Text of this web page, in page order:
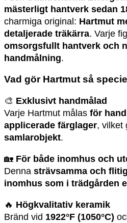
mästerligt hantverk sedan
charmiga original: Hartmut
detaljerade träkärra. Varje
omsorgsfullt hantverk och
handmålning.
Vad gör Hartmut så
🎨 Exklusivt handmålad
Varje Hartmut målas för
applicerade färglager, vilket
samlarobjekt.
🏡 För både inomhus och
Denna strävsamma och
inomhus som i trädgården
🔥 Högkvalitativ keramik
Bränd vid 1922°F (1050°C)